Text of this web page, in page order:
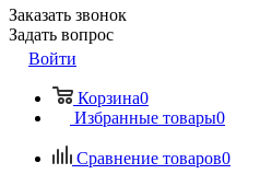
Заказать звонок
Задать вопрос
Войти
Корзина0
Избранные товары0
Сравнение товаров0